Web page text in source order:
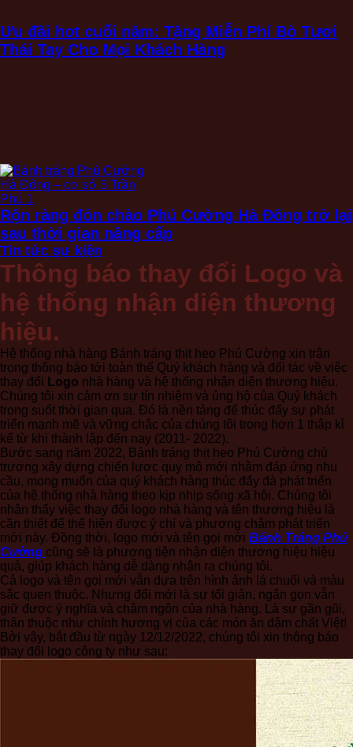
Ưu đãi hot cuối năm: Tặng Miễn Phí Bò Tươi
Thái Tay Cho Mọi Khách Hàng
Rộn ràng đón chào Phú Cường Hà Đông trở lại
sau thời gian nâng cấp
Tin tức sự kiện
Thông báo thay đổi Logo và
hệ thống nhận diện thương
hiệu.
Hệ thống nhà hàng Bánh tráng thịt heo Phú Cường xin trân
trọng thông báo tới toàn thể Quý khách hàng và đối tác về việc
thay đổi Logo nhà hàng và hệ thống nhận diện thương hiệu.
Chúng tôi xin cảm ơn sự tín nhiệm và ủng hộ của Quý khách
trong suốt thời gian qua. Đó là nền tảng để thúc đẩy sự phát
triển mạnh mẽ và vững chắc của chúng tôi trong hơn 1 thập kỉ
kể từ khi thành lập đến nay (2011- 2022).
Bước sang năm 2022, Bánh tráng thịt heo Phú Cường chủ
trương xây dựng chiến lược quy mô mới nhằm đáp ứng nhu
cầu, mong muốn của quý khách hàng thúc đẩy đà phát triển
của hệ thống nhà hàng theo kịp nhịp sống xã hội. Chúng tôi
nhận thấy việc thay đổi logo nhà hàng và tên thương hiệu là
cần thiết để thể hiện được ý chí và phương châm phát triển
mới này. Đồng thời, logo mới và tên gọi mới Bánh Tráng Phú
Cường cũng sẽ là phương tiện nhận diện thương hiệu hiệu
quả, giúp khách hàng dễ dàng nhận ra chúng tôi.
Cả logo và tên gọi mới vẫn dựa trên hình ảnh lá chuối và màu
sắc quen thuộc. Nhưng đổi mới là sự tối giản, ngắn gọn vẫn
giữ được ý nghĩa và châm ngôn của nhà hàng. Là sự gần gũi,
thân thuộc như chính hương vị của các món ăn đậm chất Việt!
Bởi vậy, bắt đầu từ ngày 12/12/2022, chúng tôi xin thông báo
thay đổi logo công ty như sau: